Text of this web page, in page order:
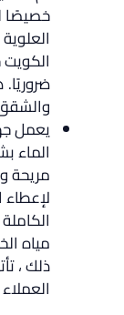
خصيصًا
الكويت
ضروريًا.
يعمل
الماء
مريحة
مياه
ذلك ،